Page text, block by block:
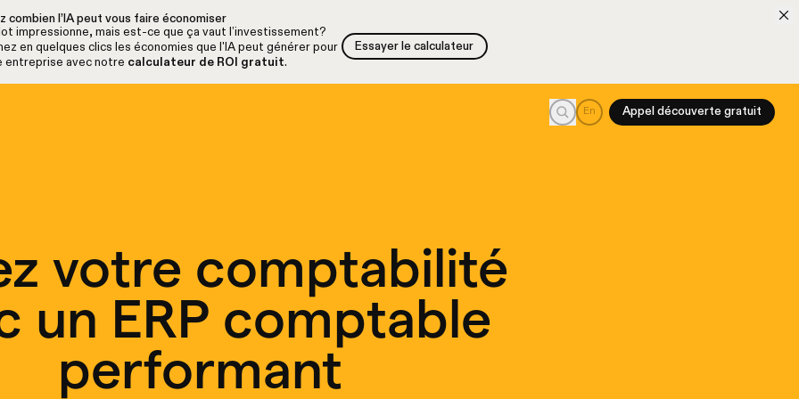
combien l’IA peut vous faire économiser
impressionne, mais est-ce que ça vaut l’investissement?
en quelques clics les économies que l'IA peut générer pour
entreprise avec notre calculateur de ROI gratuit.
Essayer le calculateur
Essayer le calculateur
Recherche
En Appel découverte gratuit
votre comptabilité
un ERP comptable
performant